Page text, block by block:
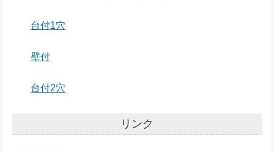
台付1穴
壁付
台付2穴
リンク